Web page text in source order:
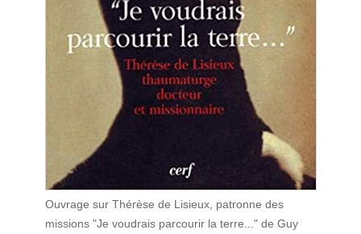
Ouvrage sur Thérèse de Lisieux, patronne des
missions "Je voudrais parcourir la terre..." de Guy